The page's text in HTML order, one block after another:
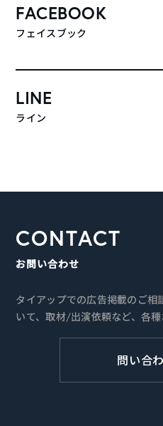
FACEBOOK
フェイスブック
LINE
ライン
CONTACT
お問い合わせ
タイアップでの広告掲載のご相
いて、取材/出演依頼など、各種
問い合